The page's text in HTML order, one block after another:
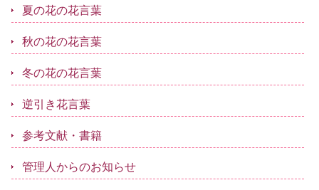
夏の花の花言葉
秋の花の花言葉
冬の花の花言葉
逆引き花言葉
参考文献・書籍
管理人からのお知らせ